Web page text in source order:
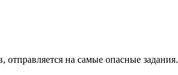
на самые опасные задания.